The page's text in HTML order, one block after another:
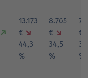
↗
13.173
€ ↘
44,3
%
8.765
€ ↘
34,5
%
€
%